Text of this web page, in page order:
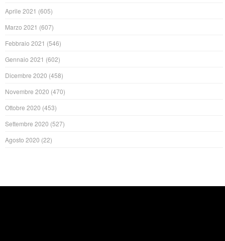
Aprile 2021 (605)
Marzo 2021 (607)
Febbraio 2021 (546)
Gennaio 2021 (602)
Dicembre 2020 (458)
Novembre 2020 (470)
Ottobre 2020 (453)
Settembre 2020 (527)
Agosto 2020 (22)